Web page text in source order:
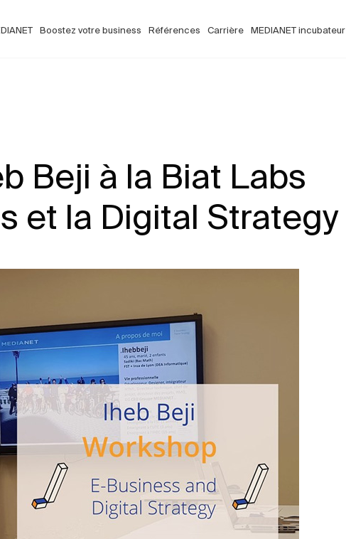
Boostez votre business Références Carrière MEDIANET incubateur
Beji à la Biat Labs
et la Digital Strategy